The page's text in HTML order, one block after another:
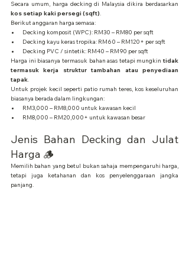
kos setiap kaki persegi (sqft).
Berikut anggaran harga semasa:
Decking komposit (WPC): RM30 – RM80 per sqft
Decking kayu keras tropika: RM60 – RM120+ per sqft
Decking PVC / sintetik: RM40 – RM90 per sqft
Harga ini biasanya termasuk bahan asas tetapi mungkin tidak
termasuk kerja struktur tambahan atau penyediaan
tapak.
Untuk projek kecil seperti patio rumah teres, kos keseluruhan
biasanya berada dalam lingkungan:
RM3,000 – RM8,000 untuk kawasan kecil
RM8,000 – RM20,000+ untuk kawasan besar
Jenis Bahan Decking dan Julat
Harga 🪵
Memilih bahan yang betul bukan sahaja mempengaruhi harga,
tetapi juga ketahanan dan kos penyelenggaraan jangka
panjang.